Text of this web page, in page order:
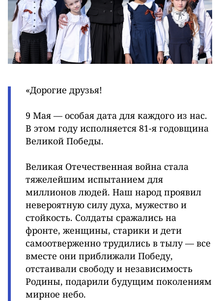
«Дорогие друзья!
9 Мая — особая дата для каждого из нас.
В этом году исполняется 81-я годовщина
Великой Победы.
Великая Отечественная война стала
тяжелейшим испытанием для
миллионов людей. Наш народ проявил
невероятную силу духа, мужество и
стойкость. Солдаты сражались на
фронте, женщины, старики и дети
самоотверженно трудились в тылу — все
вместе они приближали Победу,
отстаивали свободу и независимость
Родины, подарили будущим поколениям
мирное небо.